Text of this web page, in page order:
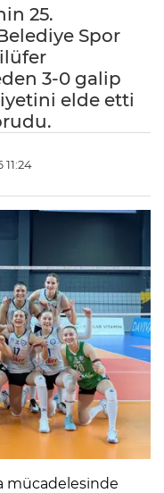
25.
Spor
3-0 galip
elde etti
mücadelesinde